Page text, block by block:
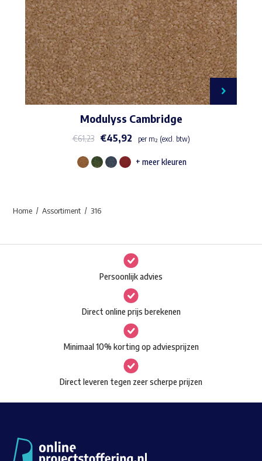
Waar ben je naar op zoek?
Modulyss Cambridge
€61,23 €45,92 per m² (excl. btw)
Dit
Deze
optie
kan
gekozen
worden
op
de
productpagina
+ meer kleuren
Home Assortiment 316
Persoonlijk advies
Direct online prijs berekenen
Minimaal 10% korting op adviesprijzen
Direct leveren tegen zeer scherpe prijzen